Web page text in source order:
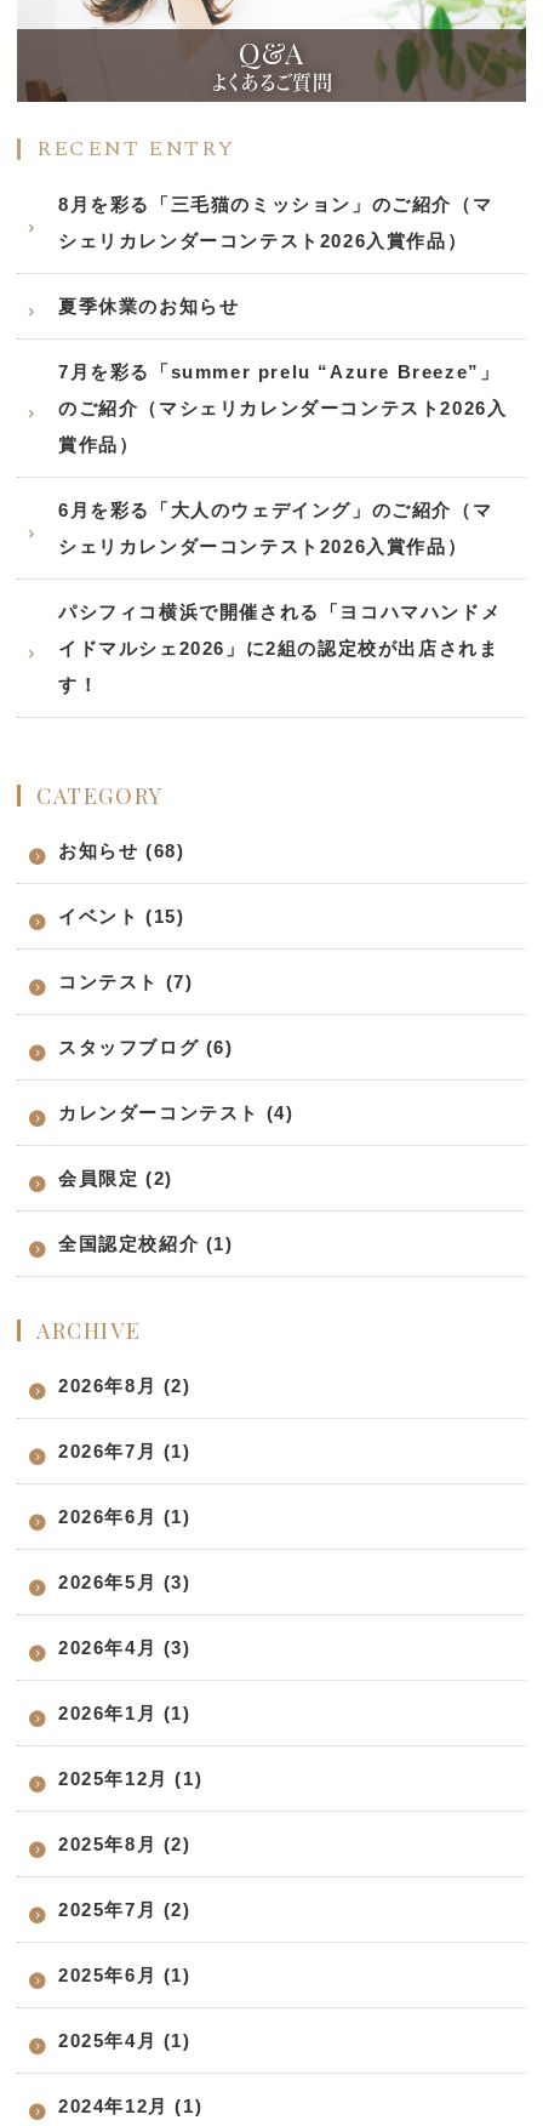
Q&A
よくあるご質問
RECENT ENTRY
8月を彩る「三毛猫のミッション」のご紹介（マ
シェリカレンダーコンテスト2026入賞作品）
夏季休業のお知らせ
7月を彩る「summer prelu “Azure Breeze”」
のご紹介（マシェリカレンダーコンテスト2026入
賞作品）
6月を彩る「大人のウェデイング」のご紹介（マ
シェリカレンダーコンテスト2026入賞作品）
パシフィコ横浜で開催される「ヨコハマハンドメ
イドマルシェ2026」に2組の認定校が出店されま
す！
CATEGORY
お知らせ (68)
イベント (15)
コンテスト (7)
スタッフブログ (6)
カレンダーコンテスト (4)
会員限定 (2)
全国認定校紹介 (1)
ARCHIVE
2026年8月 (2)
2026年7月 (1)
2026年6月 (1)
2026年5月 (3)
2026年4月 (3)
2026年1月 (1)
2025年12月 (1)
2025年8月 (2)
2025年7月 (2)
2025年6月 (1)
2025年4月 (1)
2024年12月 (1)